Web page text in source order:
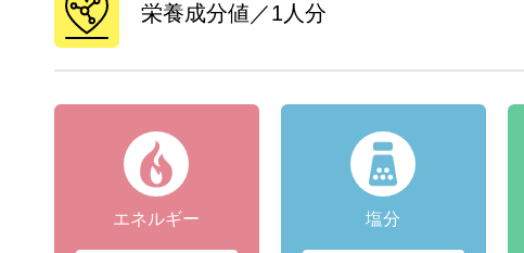
栄養成分値／1人分
エネルギー 塩分